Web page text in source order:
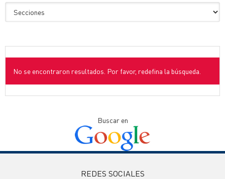
No se encontraron resultados. Por favor, redefina la búsqueda.
Buscar en
REDES SOCIALES